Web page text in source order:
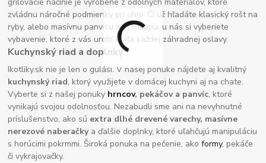
grilovacie náčinie je vyrobené z odolných materiálov, ktoré
zvládnu náročné podmienky pri ohni. Či už hľadáte klasický rošt na
ryby, alebo masívnu panvicu na chalupu, u nás si vyberiete
vybavenie, ktoré z vás urobí kráľa každej záhradnej oslavy.
Kuchynský riad a doplnky
Ikotliky.sk nie je len o guláši. V našej ponuke nájdete aj kvalitný
kuchynský riad, ktorý využijete v domácej kuchyni aj na chate.
Vyberte si z našej ponuky hrncov, pekáčov a panvíc, ktoré
vynikajú svojou odolnosťou. Nezabudli sme ani na nevyhnutné
príslušenstvo, ako sú extra dlhé drevené varechy, masívne
nerezové naberačkya ďalšie doplnky, ktoré uľahčujú manipuláciu
s horúcimi pokrmmi. Široká ponuka na pečenie, akoformy, pekáče
či vykrajovačky.